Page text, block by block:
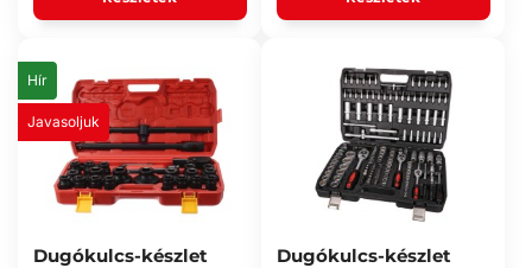
Hír
Javasoljuk
Dugókulcs-készlet
Dugókulcs-készlet